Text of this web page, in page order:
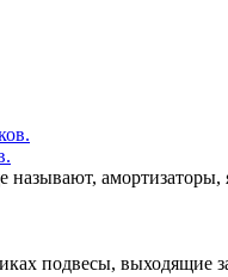
амортизаторы,
подвесы, выходящие